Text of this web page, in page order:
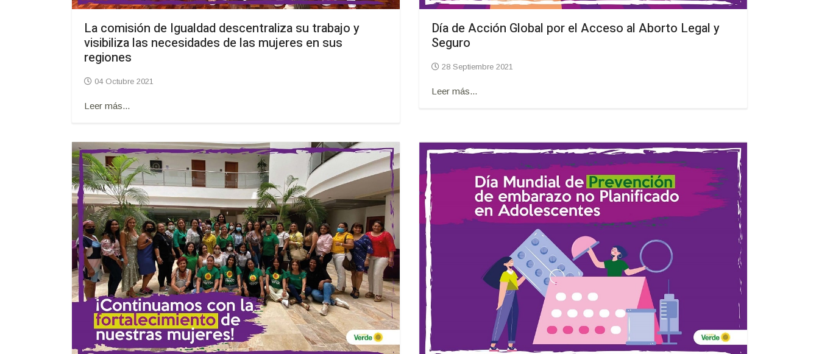
La comisión de Igualdad descentraliza su trabajo y
visibiliza las necesidades de las mujeres en sus
regiones
04 Octubre 2021
Leer más...
Día de Acción Global por el Acceso al Aborto Legal y
Seguro
28 Septiembre 2021
Leer más...